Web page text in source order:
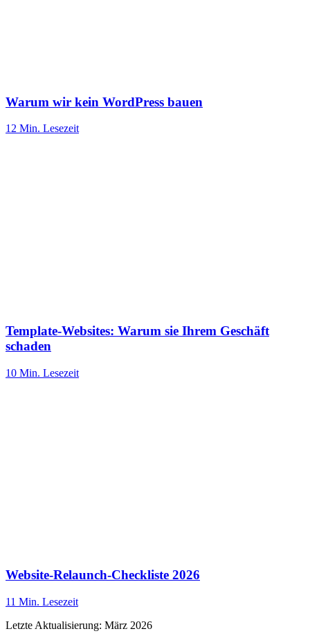
Warum wir kein WordPress bauen
12 Min. Lesezeit
Template-Websites: Warum sie Ihrem Geschäft
schaden
10 Min. Lesezeit
Website-Relaunch-Checkliste 2026
11 Min. Lesezeit
Letzte Aktualisierung: März 2026